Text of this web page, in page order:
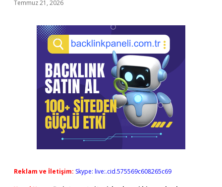
Temmuz 21, 2026
Reklam ve İletişim: Skype: live:.cid.575569c608265c69